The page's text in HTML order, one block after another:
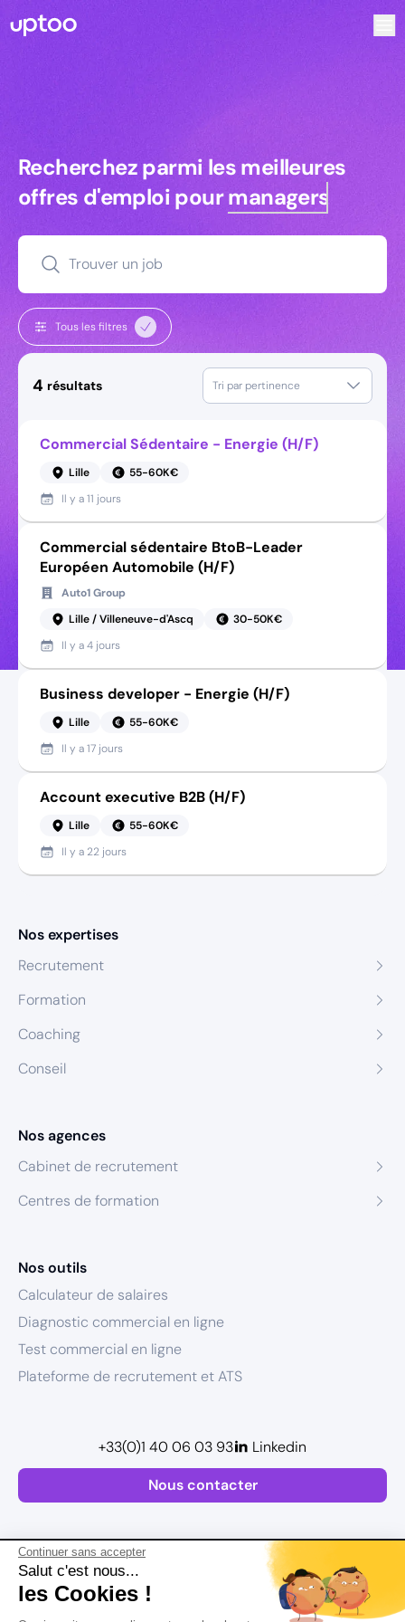
Continuer sans accepter
Salut c'est nous...
les Cookies !
Recherchez parmi les meilleures
Recherchez parmi les meilleures
offres d'emploi pourmanagers
Trouver un job
Tous les filtres
4 résultats Tri par pertinence
Commercial Sédentaire - Energie (H/F)
Lille
55-60K€
Il y a11 jours
Commercial sédentaire BtoB-Leader
Européen Automobile (H/F)
Auto1 Group
Lille / Villeneuve-d'Ascq
30-50K€
Il y a4 jours
Business developer - Energie (H/F)
Lille
55-60K€
Il y a17 jours
Account executive B2B (H/F)
Lille
55-60K€
Il y a 22 jours
Nos expertises
Recrutement
Formation
Coaching
Conseil
Nos agences
Cabinet de recrutement
Centres de formation
Nos outils
Calculateur de salaires
Diagnostic commercial en ligne
Test commercial en ligne
Plateforme de recrutement et ATS
Nous contacter
+33(0)1 40 06 03 93 Linkedin